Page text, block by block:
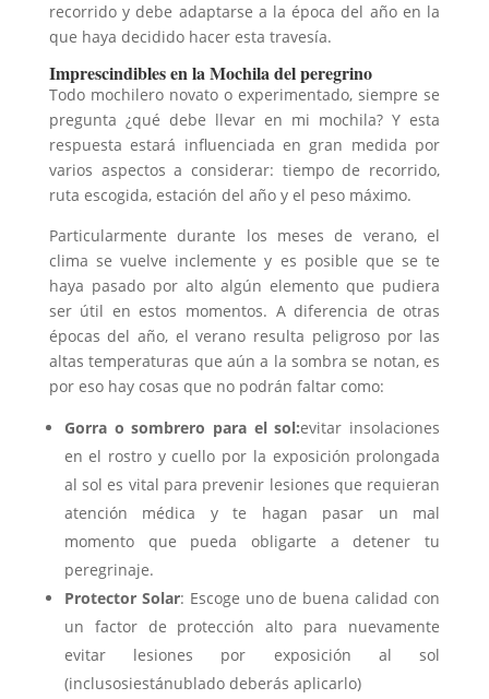
recorrido y debe adaptarse a la época del año en la
que haya decidido hacer esta travesía.
Imprescindibles en la Mochila del peregrino
Todo mochilero novato o experimentado, siempre se
pregunta ¿qué debe llevar en mi mochila? Y esta
respuesta estará influenciada en gran medida por
varios aspectos a considerar: tiempo de recorrido,
ruta escogida, estación del año y el peso máximo.
Particularmente durante los meses de verano, el
clima se vuelve inclemente y es posible que se te
haya pasado por alto algún elemento que pudiera
ser útil en estos momentos. A diferencia de otras
épocas del año, el verano resulta peligroso por las
altas temperaturas que aún a la sombra se notan, es
por eso hay cosas que no podrán faltar como:
Gorra o sombrero para el sol:evitar insolaciones
en el rostro y cuello por la exposición prolongada
al sol es vital para prevenir lesiones que requieran
atención médica y te hagan pasar un mal
momento que pueda obligarte a detener tu
peregrinaje.
Protector Solar: Escoge uno de buena calidad con
un factor de protección alto para nuevamente
evitar lesiones por exposición al sol
(inclusosiestánublado deberás aplicarlo)